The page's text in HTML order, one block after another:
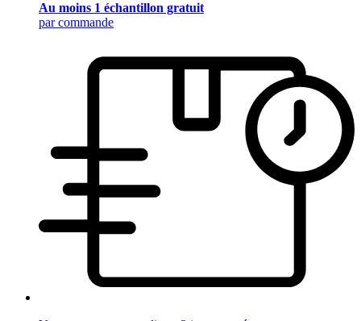
Au moins 1 échantillon gratuit
par commande